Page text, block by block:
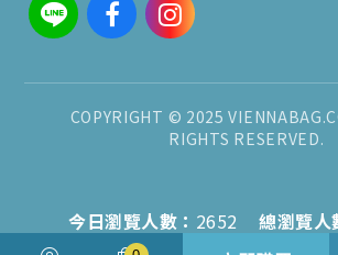
COPYRIGHT © 2025
RIGHTS RESERVED.
今日瀏覽人數： 2652 總瀏覽人